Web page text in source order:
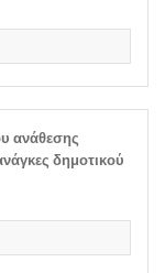
ανάθεσης
δημοτικού